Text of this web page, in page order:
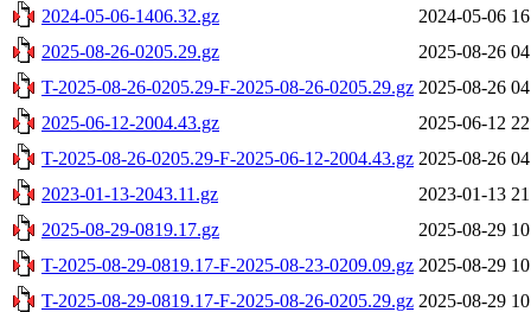
2024-05-06-1406.32.gz
2024-05-06
2025-08-26-0205.29.gz
2025-08-26
T-2025-08-26-0205.29-F-2025-08-26-0205.29.gz 2025-08-26
2025-06-12-2004.43.gz
2025-06-12
T-2025-08-26-0205.29-F-2025-06-12-2004.43.gz 2025-08-26
2023-01-13-2043.11.gz
2023-01-13
2025-08-29-0819.17.gz
2025-08-29
T-2025-08-29-0819.17-F-2025-08-23-0209.09.gz 2025-08-29
T-2025-08-29-0819.17-F-2025-08-26-0205.29.gz 2025-08-29